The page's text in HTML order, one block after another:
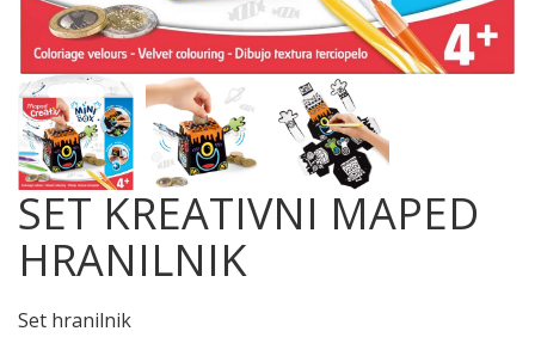
SET KREATIVNI MAPED
HRANILNIK
Set hranilnik